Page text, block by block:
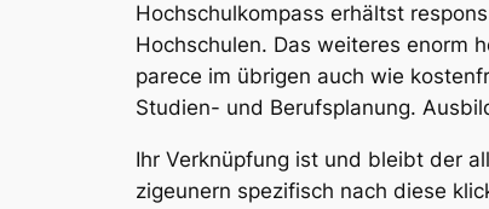
Hochschulkompass erhältst
Hochschulen. Das weiteres enorm
parece im übrigen auch wie
Studien- und Berufsplanung.
Ihr Verknüpfung ist und bleibt der
zigeunern spezifisch nach diese